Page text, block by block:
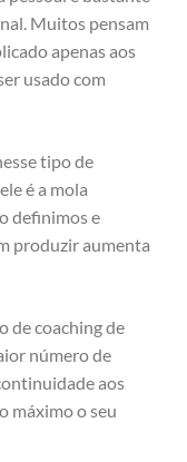
Muitos pensam
apenas aos
usado com
tipo de
é a mola
definimos e
produzir aumenta
de coaching de
número de
aos
máximo o seu